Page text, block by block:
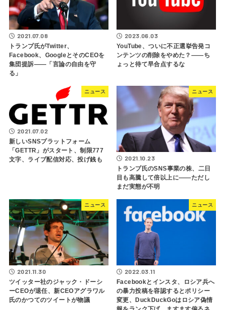
2021.07.08
トランプ氏がTwitter、
Facebook、GoogleとそのCEOを
集団提訴――「言論の自由を守
る」
2023.06.03
YouTube、ついに不正選挙告発コ
ンテンツの削除をやめた？――ち
ょっと待て早合点するな
ニュース
2021.07.02
新しいSNSプラットフォーム
「GETTR」がスタート、制限777
文字、ライブ配信対応、投げ銭も
ニュース
2021.10.23
トランプ氏のSNS事業の株、二日
目も高騰して倍以上に――ただし
まだ実態が不明
ニュース
2021.11.30
ツイッター社のジャック・ドーシ
ーCEOが退任、新CEOアグラワル
氏のかつてのツイートが物議
ニュース
2022.03.11
Facebookとインスタ、ロシア兵へ
の暴力投稿を容認するとポリシー
変更、DuckDuckGoはロシア偽情